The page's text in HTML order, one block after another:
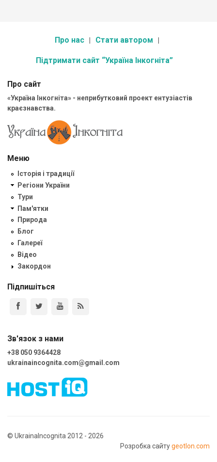
Про нас Стати автором
Підтримати сайт “Україна Інкогніта”
Про сайт
«Україна Інкогніта» - неприбутковий проект ентузіастів
краєзнавства.
Меню
Історія і традиції
Регіони України
Тури
Пам'ятки
Природа
Блог
Галереї
Відео
Закордон
Підпишіться
Зв'язок з нами
+38 050 9364428
ukrainaincognita.com@gmail.com
© UkrainaIncognita 2012 - 2026
Розробка сайтуgeotlon.com